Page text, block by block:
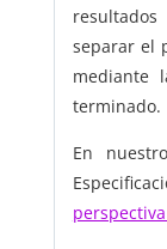
separar el
mediante
terminado.
En